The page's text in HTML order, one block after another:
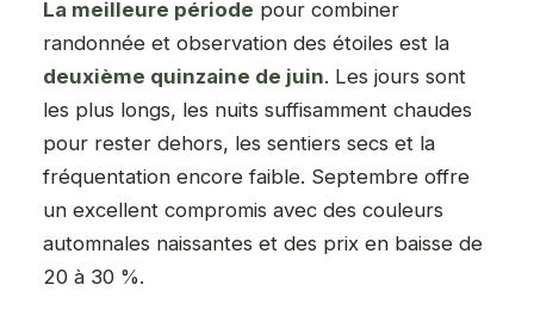
La meilleure période pour combiner
randonnée et observation des étoiles est la
deuxième quinzaine de juin. Les jours sont
les plus longs, les nuits suffisamment chaudes
pour rester dehors, les sentiers secs et la
fréquentation encore faible. Septembre offre
un excellent compromis avec des couleurs
automnales naissantes et des prix en baisse de
20 à 30 %.